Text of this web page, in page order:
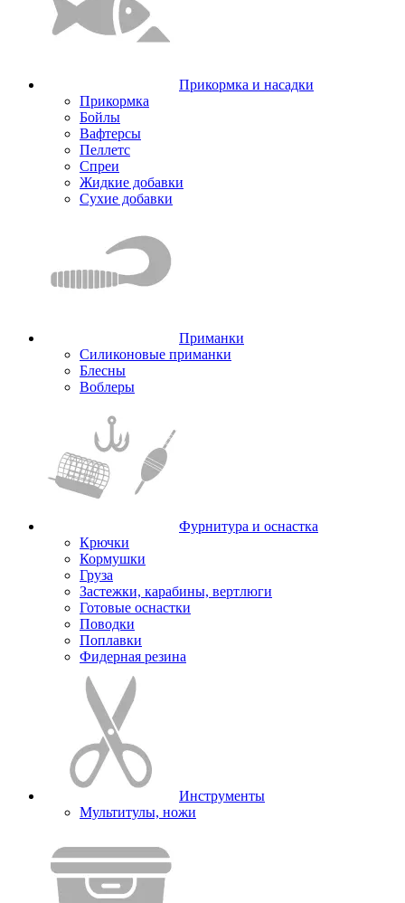
Прикормка и насадки
Прикормка
Бойлы
Вафтерсы
Пеллетс
Спреи
Жидкие добавки
Сухие добавки
Приманки
Силиконовые приманки
Блесны
Воблеры
Фурнитура и оснастка
Крючки
Кормушки
Груза
Застежки, карабины, вертлюги
Готовые оснастки
Поводки
Поплавки
Фидерная резина
Инструменты
Мультитулы, ножи